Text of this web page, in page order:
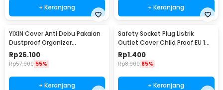
+ Keranjang + Keranjang
YIXIN Cover Anti Debu Pakaian
Dustproof Organizer
60x30x110cm - PEVA
Rp26.100
Rp57.900 55%
+ Keranjang
Safety Socket Plug Listrik
Outlet Cover Child Proof EU 1
PCS
Rp1.400
Rp8.900 85%
+ Keranjang